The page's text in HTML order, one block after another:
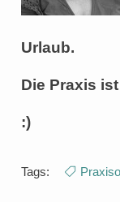
Urlaub.
Die Praxis
:)
Tags: